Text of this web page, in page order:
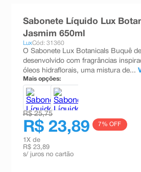
Sabonete Líquido Lux
Jasmim 650ml
LuxCód: 31360
O Sabonete Lux Botanicals Buquê
desenvolvido com fragrâncias
óleos hidraflorais, uma mistura de...
Mais opções:
R$ 25,75
R$ 23,89 7% OFF
1 X de
R$ 23,89
s/ juros no cartão
esmalte
10ºabsorvente